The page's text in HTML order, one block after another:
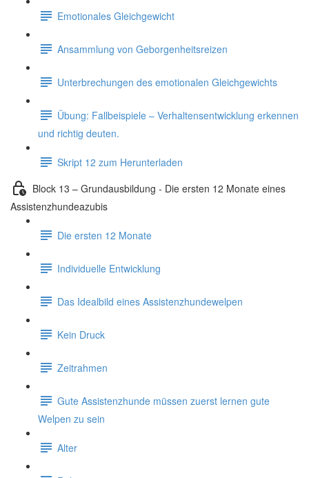
Emotionales Gleichgewicht
Ansammlung von Geborgenheitsreizen
Unterbrechungen des emotionalen Gleichgewichts
Übung: Fallbeispiele – Verhaltensentwicklung erkennen
und richtig deuten.
Skript 12 zum Herunterladen
Block 13 – Grundausbildung - Die ersten 12 Monate eines
Assistenzhundeazubis
Die ersten 12 Monate
Individuelle Entwicklung
Das Idealbild eines Assistenzhundewelpen
Kein Druck
Zeitrahmen
Gute Assistenzhunde müssen zuerst lernen gute
Welpen zu sein
Alter